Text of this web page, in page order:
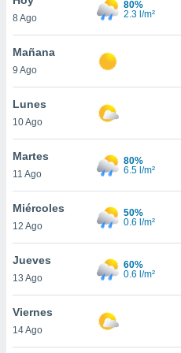
en
más
nuestra
de
cookies
aceptar
8 Ago
80%
2.3 l/m²
Mañana
9 Ago
Lunes
10 Ago
Martes
11 Ago
80%
6.5 l/m²
Miércoles
12 Ago
50%
0.6 l/m²
Jueves
13 Ago
60%
0.6 l/m²
Viernes
14 Ago